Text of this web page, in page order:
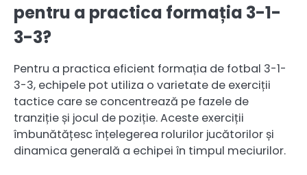
pentru a practica formația 3-1-
3-3?
Pentru a practica eficient formația de fotbal 3-1-
3-3, echipele pot utiliza o varietate de exerciții
tactice care se concentrează pe fazele de
tranziție și jocul de poziție. Aceste exerciții
îmbunătățesc înțelegerea rolurilor jucătorilor și
dinamica generală a echipei în timpul meciurilor.